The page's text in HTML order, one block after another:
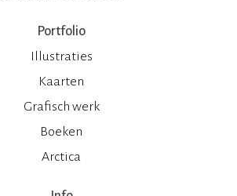
Portfolio
Illustraties
Kaarten
Grafisch werk
Boeken
Arctica